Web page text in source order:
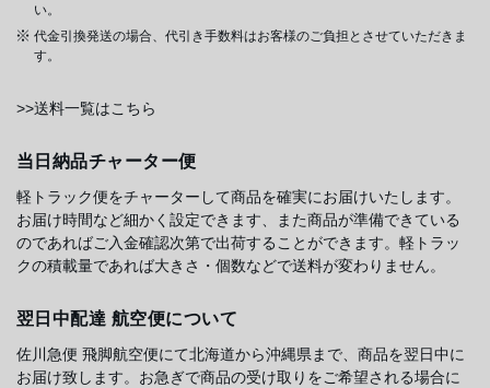
い。
代金引換発送の場合、代引き手数料はお客様のご負担とさせていただきま
す。
>>送料一覧はこちら
当日納品チャーター便
軽トラック便をチャーターして商品を確実にお届けいたします。
お届け時間など細かく設定できます、また商品が準備できている
のであればご入金確認次第で出荷することができます。軽トラッ
クの積載量であれば大きさ・個数などで送料が変わりません。
翌日中配達 航空便について
佐川急便 飛脚航空便にて北海道から沖縄県まで、商品を翌日中に
お届け致します。お急ぎで商品の受け取りをご希望される場合に